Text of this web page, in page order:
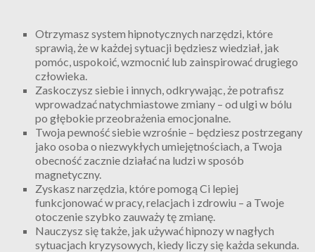
Otrzymasz system hipnotycznych narzędzi, które
sprawią, że w każdej sytuacji będziesz wiedział, jak
pomóc, uspokoić, wzmocnić lub zainspirować drugiego
człowieka.
Zaskoczysz siebie i innych, odkrywając, że potrafisz
wprowadzać natychmiastowe zmiany – od ulgi w bólu
po głębokie przeobrażenia emocjonalne.
Twoja pewność siebie wzrośnie – będziesz postrzegany
jako osoba o niezwykłych umiejętnościach, a Twoja
obecność zacznie działać na ludzi w sposób
magnetyczny.
Zyskasz narzędzia, które pomogą Ci lepiej
funkcjonować w pracy, relacjach i zdrowiu – a Twoje
otoczenie szybko zauważy tę zmianę.
Nauczysz się także, jak używać hipnozy w nagłych
sytuacjach kryzysowych, kiedy liczy się każda sekunda.